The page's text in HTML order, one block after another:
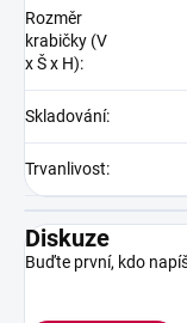
Rozměr
krabičky (V
x Š x H):
Skladování:
Trvanlivost:
Diskuze
Buďte první, kdo